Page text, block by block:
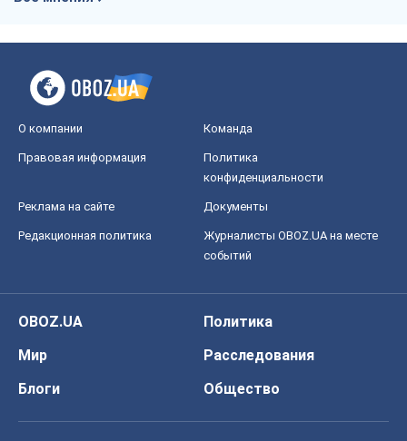
О компании Команда
Правовая информация
Политика
конфиденциальности
Реклама на сайте Документы
Редакционная политика
Журналисты OBOZ.UA на месте
событий
OBOZ.UA
Политика
Мир
Расследования
Блоги
Общество